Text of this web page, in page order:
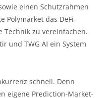
einen Schutzrahmen
Polymarket das DeFi-
Technik zu vereinfachen.
und TWG AI ein System
schnell. Denn
eigene Prediction-Market-